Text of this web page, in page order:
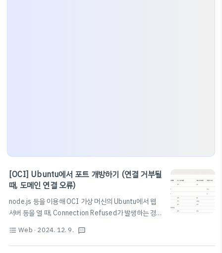
[OCI] Ubuntu에서 포트 개방하기 (연결 거부될
때, 도메인 연결 오류)
node.js 등을 이용해 OCI 가상 머신의 Ubuntu에서 웹
서버 등을 열 때, Connection Refused가 발생하는 경우
서 방화벽을 열어줘야 한다.VCN Ingress Rule (수신 규
칙) 설정아래는 모든 포트에서 모든 방식으로 들어오는 연
format_list_bulleted Web · 2024. 12. 9. textsms